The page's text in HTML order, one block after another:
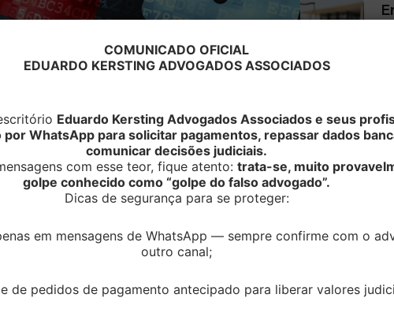
de cidadão
TRF-3
às instituições financeiras, sem prévia
relacionados a operações bancárias de um
a 6ª Turma do Tribunal Regional
de um contribuinte que pleiteava a
de Imposto de Renda Pessoa Física
baseada na quebra do seu sigilo bancário.
formada pelo Supremo Tribunal Federal em
permite ao Fisco acessar dados fiscais de
COMUNICADO OFICIAL
EDUARDO KERSTING ADVOGADOS ASSOCIADOS
Eduardo Kersting Advogados Associados e seus
WhatsApp para solicitar pagamentos, repassar dados
comunicar decisões judiciais.
com esse teor, fique atento: trata-se, muito
golpe conhecido como “golpe do falso advogado”.
Dicas de segurança para se proteger:
em mensagens de WhatsApp — sempre confirme com o
outro canal;
de pedidos de pagamento antecipado para liberar valores